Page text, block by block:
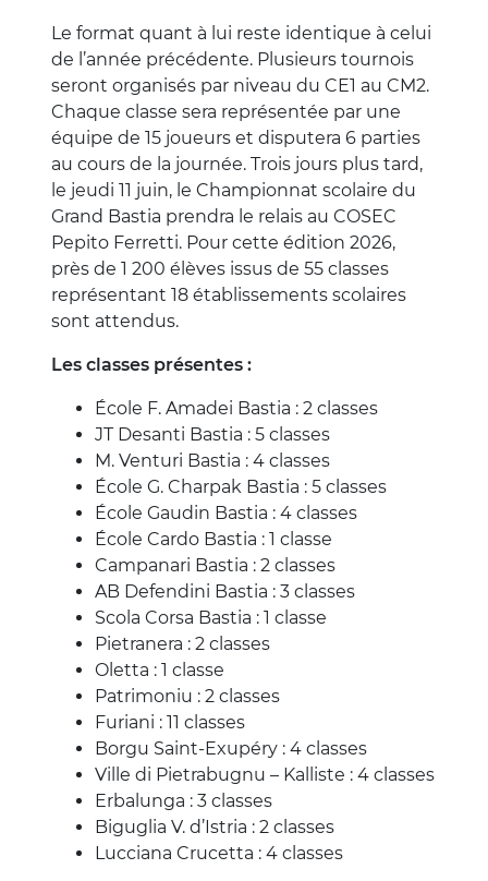
Le format quant à lui reste identique à celui
de l’année précédente. Plusieurs tournois
seront organisés par niveau du CE1 au CM2.
Chaque classe sera représentée par une
équipe de 15 joueurs et disputera 6 parties
au cours de la journée. Trois jours plus tard,
le jeudi 11 juin, le Championnat scolaire du
Grand Bastia prendra le relais au COSEC
Pepito Ferretti. Pour cette édition 2026,
près de 1 200 élèves issus de 55 classes
représentant 18 établissements scolaires
sont attendus.
Les classes présentes :
École F. Amadei Bastia : 2 classes
JT Desanti Bastia : 5 classes
M. Venturi Bastia : 4 classes
École G. Charpak Bastia : 5 classes
École Gaudin Bastia : 4 classes
École Cardo Bastia : 1 classe
Campanari Bastia : 2 classes
AB Defendini Bastia : 3 classes
Scola Corsa Bastia : 1 classe
Pietranera : 2 classes
Oletta : 1 classe
Patrimoniu : 2 classes
Furiani : 11 classes
Borgu Saint-Exupéry : 4 classes
Ville di Pietrabugnu – Kalliste : 4 classes
Erbalunga : 3 classes
Biguglia V. d’Istria : 2 classes
Lucciana Crucetta : 4 classes